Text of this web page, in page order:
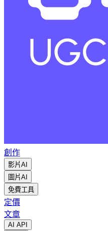
創作
影片AI
圖片AI
免費工具
定價
文章
AI API